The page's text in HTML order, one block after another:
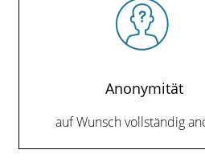
Anonymität
auf Wunsch vollständig